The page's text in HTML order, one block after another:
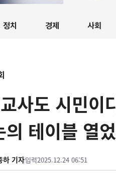
정치 경제 사회
사도 시민
의 테이블 열
하 기자입력2025.12.24 06:51